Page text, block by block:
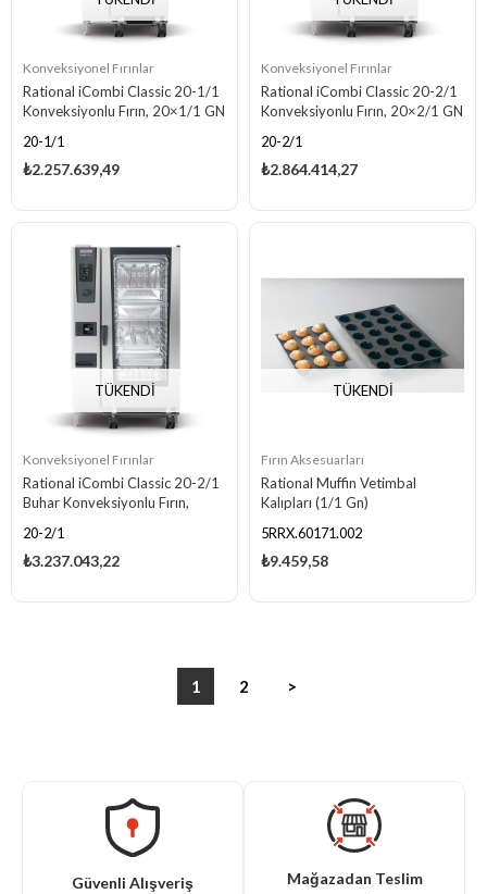
Konveksiyonel Fırınlar
Rational iCombi Classic 20-1/1
Konveksiyonlu Fırın, 20×1/1 GN
20-1/1
₺2.257.639,49
Konveksiyonel Fırınlar
Rational iCombi Classic 20-2/1
Konveksiyonlu Fırın, 20×2/1 GN
20-2/1
₺2.864.414,27
TÜKENDI
Konveksiyonel Fırınlar
Rational iCombi Classic 20-2/1
Buhar Konveksiyonlu Fırın,
20-2/1
₺3.237.043,22
TÜKENDI
Fırın Aksesuarları
Rational Muffin Vetimbal
Kalıpları (1/1 Gn)
5RRX.60171.002
₺9.459,58
1 2 >
Güvenli Alışveriş Mağazadan Teslim